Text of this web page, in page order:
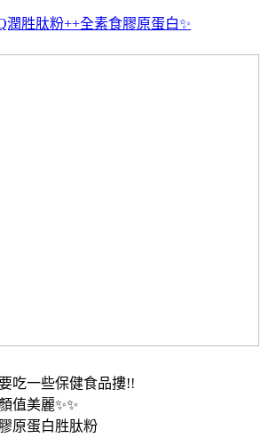
潤胜肽粉++全素食膠原蛋白✨
吃一些保健食品摟!!
值美麗✨✨
原蛋白胜肽粉